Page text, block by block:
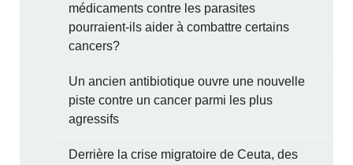
médicaments contre les parasites
pourraient-ils aider à combattre certains
cancers?
Un ancien antibiotique ouvre une nouvelle
piste contre un cancer parmi les plus
agressifs
Derrière la crise migratoire de Ceuta, des